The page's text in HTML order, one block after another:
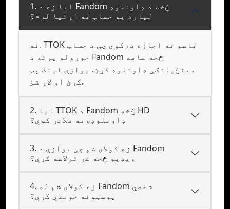
1. ایا زه د Fandom څخه د ډاونلوډ
لپاره یو حساب ته اړتیا لرم؟
نه. TTOK تاسو ته اجازه درکوي چې د حساب
جوړولو پرته د Fandom څخه عامه
مینځپانګې ډاونلوډ کړئ. یوازې لینک پټ
کړئ او لاړ شئ.
2. ایا TTOK د Fandom څخه HD
ډاونلوډونه ملاتړ کوي؟
3. زه کولای شم چې یوازې د Fandom
ویډیو څخه غږ ترلاسه کړي؟
4. زه کولای شم له Fandom شخصي
پوسټونه خوندي کړي؟